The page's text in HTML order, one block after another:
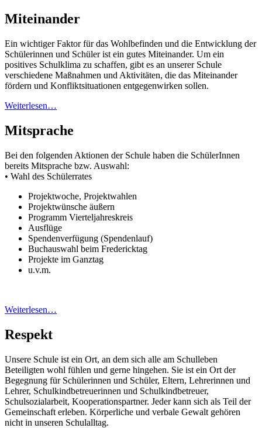
Miteinander
Ein wichtiger Faktor für das Wohlbefinden und die Entwicklung der
Schülerinnen und Schüler ist ein gutes Miteinander. Um ein
positives Schulklima zu schaffen, gibt es an unserer Schule
verschiedene Maßnahmen und Aktivitäten, die das Miteinander
fördern und Konfliktsituationen entgegenwirken sollen.
Weiterlesen…
Mitsprache
Bei den folgenden Aktionen der Schule haben die SchülerInnen
bereits Mitsprache bzw. Auswahl:
• Wahl des Schülerrates
Projektwoche, Projektwahlen
Projektwünsche äußern
Programm Vierteljahreskreis
Ausflüge
Spendenverfügung (Spendenlauf)
Buchauswahl beim Fredericktag
Projekte im Ganztag
u.v.m.
Weiterlesen…
Respekt
Unsere Schule ist ein Ort, an dem sich alle am Schulleben
Beteiligten wohl fühlen und gerne hingehen. Sie ist ein Ort der
Begegnung für Schülerinnen und Schüler, Eltern, Lehrerinnen und
Lehrer, Schulkindbetreuerinnen und Schulkindbetreuer,
Schulsozialarbeit, Kooperationspartner. Jeder kann sich als Teil der
Gemeinschaft erleben. Körperliche und verbale Gewalt gehören
nicht in unseren Schulalltag.